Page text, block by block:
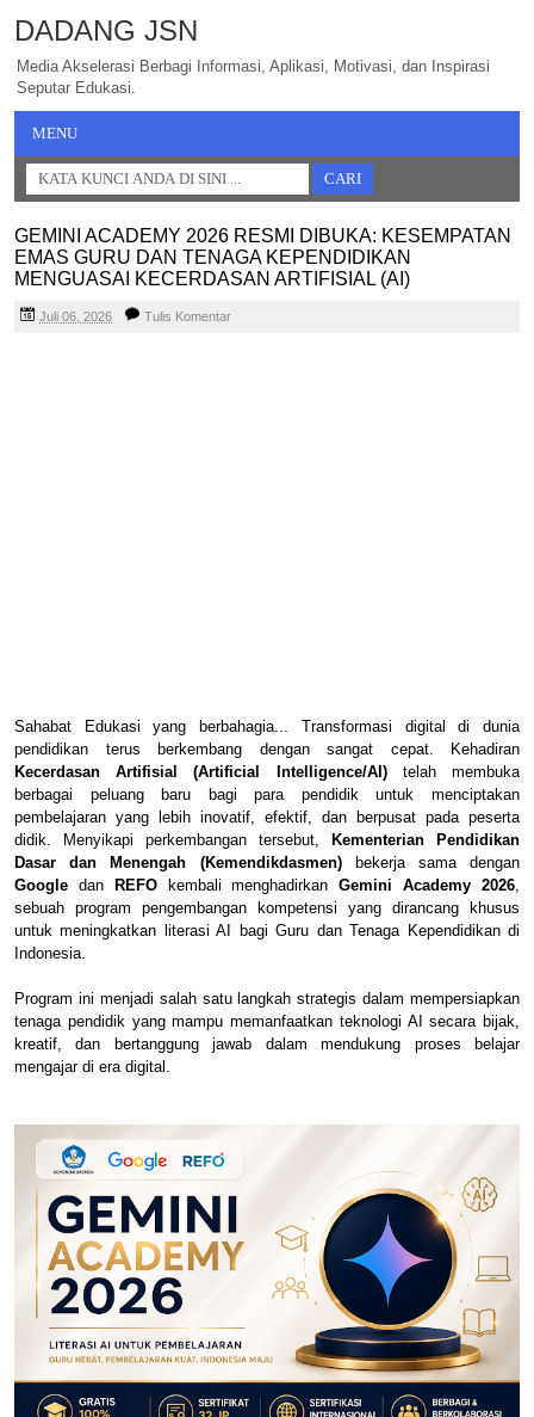
DADANG JSN
Media Akselerasi Berbagi Informasi, Aplikasi, Motivasi, dan Inspirasi
Seputar Edukasi.
MENU
GEMINI ACADEMY 2026 RESMI DIBUKA: KESEMPATAN
EMAS GURU DAN TENAGA KEPENDIDIKAN
MENGUASAI KECERDASAN ARTIFISIAL (AI)
Juli 06, 2026 Tulis Komentar
Sahabat Edukasi yang berbahagia... Transformasi digital di dunia
pendidikan terus berkembang dengan sangat cepat. Kehadiran
Kecerdasan Artifisial (Artificial Intelligence/AI)telah membuka
berbagai peluang baru bagi para pendidik untuk menciptakan
pembelajaran yang lebih inovatif, efektif, dan berpusat pada peserta
didik. Menyikapi perkembangan tersebut, Kementerian Pendidikan
Dasar dan Menengah (Kemendikdasmen)bekerja sama dengan
Google dan REFOkembali menghadirkanGemini Academy 2026
sebuah program pengembangan kompetensi yang dirancang khusus
untuk meningkatkan literasi AI bagi Guru dan Tenaga Kependidikan di
Indonesia.
Program ini menjadi salah satu langkah strategis dalam mempersiapkan
tenaga pendidik yang mampu memanfaatkan teknologi AI secara bijak,
kreatif, dan bertanggung jawab dalam mendukung proses belajar
mengajar di era digital.